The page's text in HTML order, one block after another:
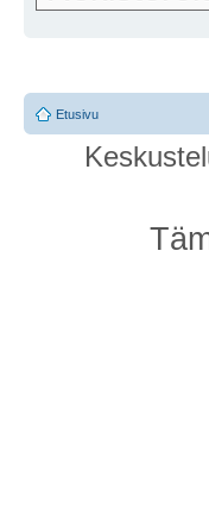
Etusivu